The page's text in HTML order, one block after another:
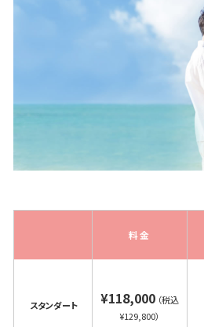
料金
スタンダート ¥118,000 （税込
¥129,800）